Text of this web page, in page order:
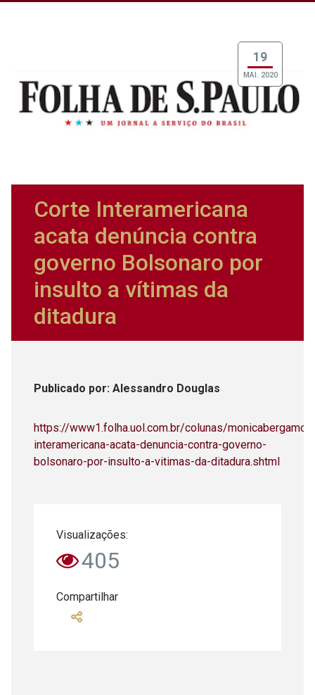
19
MAI. 2020
Corte Interamericana
acata denúncia contra
governo Bolsonaro por
insulto a vítimas da
ditadura
Publicado por: Alessandro Douglas
https://www1.folha.uol.com.br/colunas/
interamericana-acata-denuncia-contra-governo-
bolsonaro-por-insulto-a-vitimas-da-ditadura.shtml
Visualizações:
405
Compartilhar